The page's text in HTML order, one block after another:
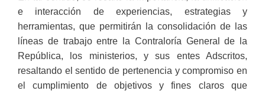
e interacción de experiencias, estrategias y
herramientas, que permitirán la consolidación de las
líneas de trabajo entre la Contraloría General de la
República, los ministerios, y sus entes Adscritos,
resaltando el sentido de pertenencia y compromiso en
el cumplimiento de objetivos y fines claros que